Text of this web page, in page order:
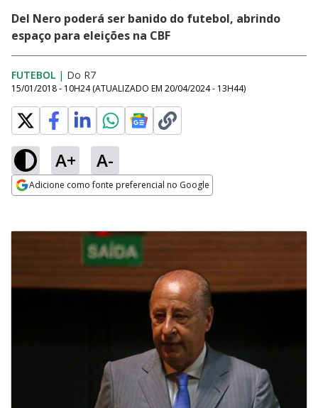
Del Nero poderá ser banido do futebol, abrindo
espaço para eleições na CBF
FUTEBOL | Do R7
15/01/2018 - 10H24 (ATUALIZADO EM 20/04/2024 - 13H44)
A+ A-
Adicione como fonte preferencial no Google